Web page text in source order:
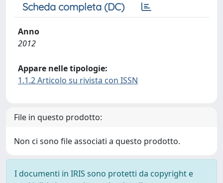
Scheda completa (DC)
Anno
2012
Appare nelle tipologie:
1.1.2 Articolo su rivista con ISSN
File in questo prodotto:
Non ci sono file associati a questo prodotto.
I documenti in IRIS sono protetti da copyright e